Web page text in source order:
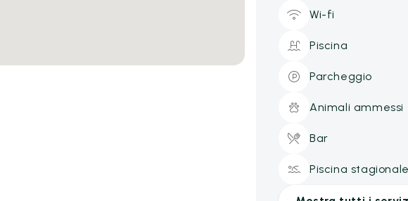
Wi-fi
Piscina
Parcheggio
Animali ammessi
Bar
Piscina stagionale